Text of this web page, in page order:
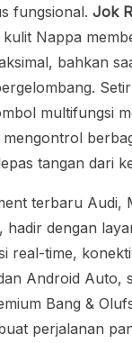
fungsional. Jok
Nappa
bahkan
multifungsi
mengontrol
tangan dari
terbaru Audi,
hadir dengan
real-time,
Android Auto,
Bang &
perjalanan